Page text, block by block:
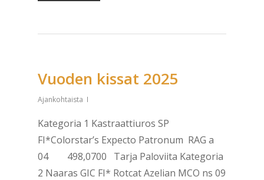
Vuoden kissat 2025
Ajankohtaista
Kategoria 1 Kastraattiuros SP
FI*Colorstar’s Expecto Patronum RAG a
04 498,0700 Tarja Paloviita Kategoria
2 Naaras GIC FI* Rotcat Azelian MCO ns 09